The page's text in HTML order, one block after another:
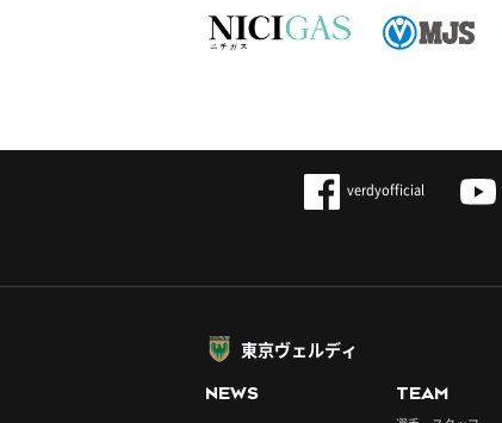
verdyofficial
東京ヴェルディ
NEWS TEAM